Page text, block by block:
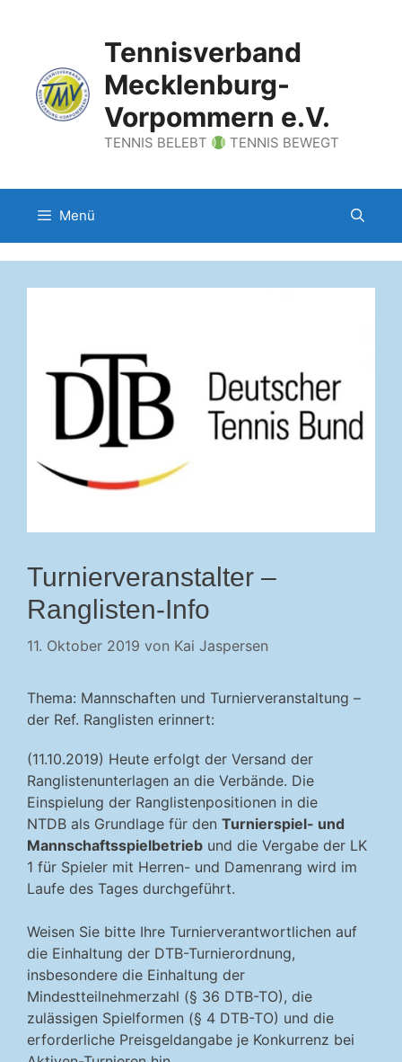
Tennisverband
Mecklenburg-
Vorpommern e.V.
TENNIS BELEBT TENNIS BEWEGT
Menü
Turnierveranstalter –
Ranglisten-Info
11. Oktober 2019 von Kai Jaspersen
Thema: Mannschaften und Turnierveranstaltung –
der Ref. Ranglisten erinnert:
(11.10.2019) Heute erfolgt der Versand der
Ranglistenunterlagen an die Verbände. Die
Einspielung der Ranglistenpositionen in die
NTDB als Grundlage für den Turnierspiel- und
Mannschaftsspielbetrieb und die Vergabe der LK
1 für Spieler mit Herren- und Damenrang wird im
Laufe des Tages durchgeführt.
Weisen Sie bitte Ihre Turnierverantwortlichen auf
die Einhaltung der DTB-Turnierordnung,
insbesondere die Einhaltung der
Mindestteilnehmerzahl (§ 36 DTB-TO), die
zulässigen Spielformen (§ 4 DTB-TO) und die
erforderliche Preisgeldangabe je Konkurrenz bei